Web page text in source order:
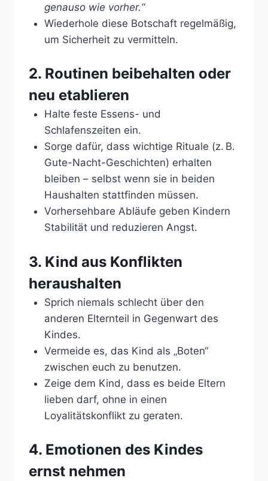
genauso wie vorher.“
Wiederhole diese Botschaft regelmäßig,
um Sicherheit zu vermitteln.
2. Routinen beibehalten oder
neu etablieren
Halte feste Essens- und
Schlafenszeiten ein.
Sorge dafür, dass wichtige Rituale (z. B.
Gute-Nacht-Geschichten) erhalten
bleiben – selbst wenn sie in beiden
Haushalten stattfinden müssen.
Vorhersehbare Abläufe geben Kindern
Stabilität und reduzieren Angst.
3. Kind aus Konflikten
heraushalten
Sprich niemals schlecht über den
anderen Elternteil in Gegenwart des
Kindes.
Vermeide es, das Kind als „Boten“
zwischen euch zu benutzen.
Zeige dem Kind, dass es beide Eltern
lieben darf, ohne in einen
Loyalitätskonflikt zu geraten.
4. Emotionen des Kindes
ernst nehmen